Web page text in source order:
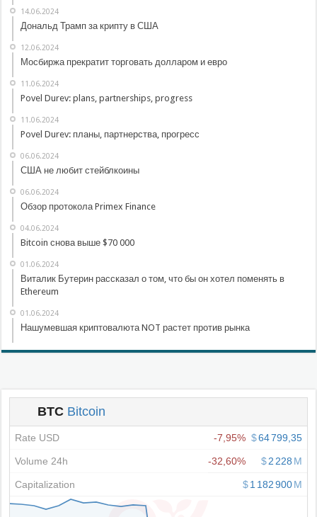
14.06.2024
Дональд Трамп за крипту в США
12.06.2024
Мосбиржа прекратит торговать долларом и евро
11.06.2024
Povel Durev: plans, partnerships, progress
11.06.2024
Povel Durev: планы, партнерства, прогресс
06.06.2024
США не любит стейблкоины
06.06.2024
Обзор протокола Primex Finance
04.06.2024
Bitcoin снова выше $70 000
01.06.2024
Виталик Бутерин рассказал о том, что бы он хотел поменять в
Ethereum
01.06.2024
Нашумевшая криптовалюта NOT растет против рынка